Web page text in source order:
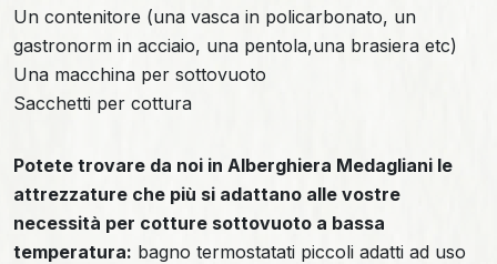
Un contenitore (una vasca in policarbonato, un
gastronorm in acciaio, una pentola,una brasiera etc)
Una macchina per sottovuoto
Sacchetti per cottura
Potete trovare da noi in Alberghiera Medagliani le
attrezzature che più si adattano alle vostre
necessità per cotture sottovuoto a bassa
temperatura: bagno termostatati piccoli adatti ad uso